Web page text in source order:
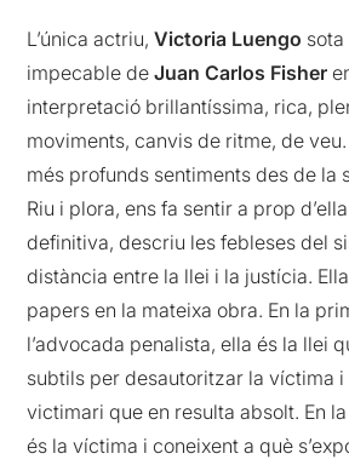
L’única actriu,Victoria Luengo
impecable deJuan Carlos Fisher
interpretació brillantíssima, rica,
moviments, canvis de ritme, de
més profunds sentiments des de la
Riu i plora, ens fa sentir a prop
definitiva, descriu les febleses del
distància entre la llei i la justícia.
papers en la mateixa obra. En la
l’advocada penalista, ella és la llei
subtils per desautoritzar la víctima i
victimari que en resulta absolt. En
és la víctima i coneixent a què